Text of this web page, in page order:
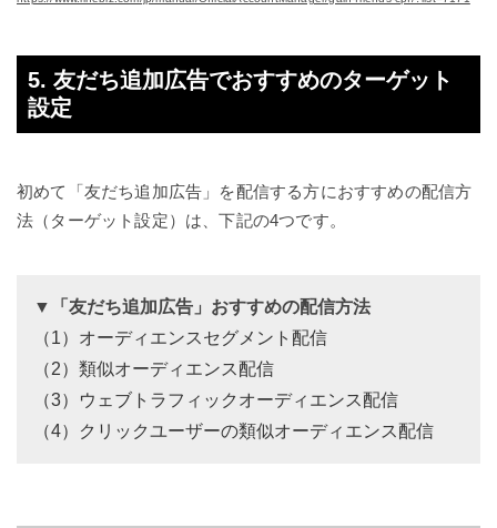
5. 友だち追加広告でおすすめのターゲット
設定
初めて「友だち追加広告」を配信する方におすすめの配信方
法（ターゲット設定）は、下記の4つです。
▼「友だち追加広告」おすすめの配信方法
（1）オーディエンスセグメント配信
（2）類似オーディエンス配信
（3）ウェブトラフィックオーディエンス配信
（4）クリックユーザーの類似オーディエンス配信